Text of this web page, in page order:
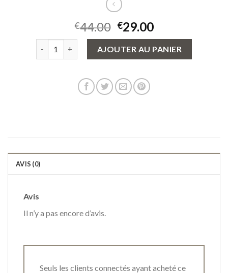
€44.00 €29.00
AJOUTER AU PANIER
AVIS (0)
Avis
Il n’y a pas encore d’avis.
Seuls les clients connectés ayant acheté ce